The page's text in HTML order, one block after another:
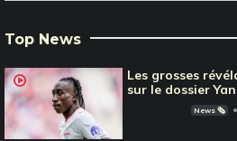
Top News
Les grosses
sur le dossier
News 🗞️